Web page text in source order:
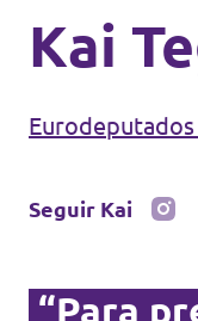
Contactos
Kai
Seguir Kai
“Para